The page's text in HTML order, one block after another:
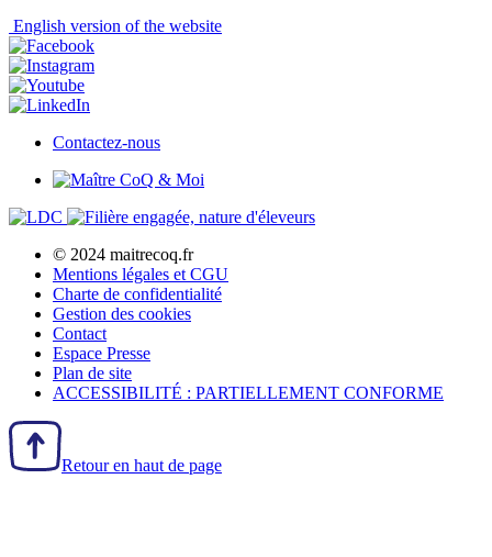
English version of the website
Contactez-nous
© 2024 maitrecoq.fr
Mentions légales et CGU
Charte de confidentialité
Gestion des cookies
Contact
Espace Presse
Plan de site
ACCESSIBILITÉ : PARTIELLEMENT CONFORME
Retour en haut de page